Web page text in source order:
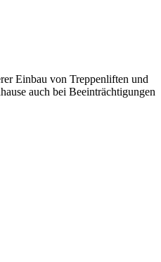
Einbau von Treppenliften und
auch bei Beeinträchtigungen